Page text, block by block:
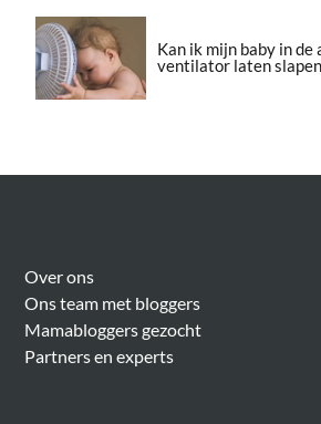
Kan ik mijn baby in de
ventilator laten
Over ons
Ons team met bloggers
Mamabloggers gezocht
Partners en experts